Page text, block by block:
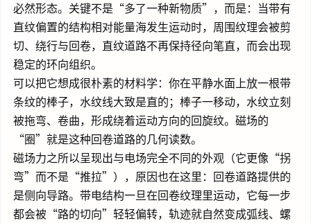
必然形态。关键不是“多了一种新物质”，而是：当带有
直纹偏置的结构相对能量海发生运动时，周围纹理会被剪
切、绕行与回卷，直纹道路不再保持径向笔直，而会出现
稳定的环向组织。
可以把它想成很朴素的材料学：你在平静水面上放一根带
条纹的棒子，水纹线大致是直的；棒子一移动，水纹立刻
被拖弯、卷曲，形成绕着运动方向的回旋纹。磁场的
“圈”就是这种回卷道路的几何读数。
磁场力之所以呈现出与电场完全不同的外观（它更像“拐
弯”而不是“推拉”），原因也在这里：回卷道路提供的
是侧向导路。带电结构一旦在回卷纹理里运动，它每一步
都会被“路的切向”轻轻偏转，轨迹就自然变成弧线、螺